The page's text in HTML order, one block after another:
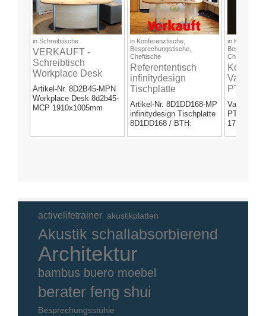
/a>
in Schreibtische
VERKAUFT -
Schreibtisch
Workplace Desk
8d2b45-MCP
1910x1005mm mit
Protektion/Sichtblende
Artikel-Nr. 8D2B45-MPN
Workplace Desk 8d2b45-
MCP 1910x1005mm
/a>
in Konferenztische,
Besprechungstische,
Cheftische
Referententisch
infinitydesign
Tischplatte
8D1DD168 mit
Säulenfüßen
motorisch verstellbar
Artikel-Nr. 8D1DD168-MP
infinitydesign Tischplatte
8D1DD168 / BTH:
/a>
in
Cheftische
Varitable
activelifetrainer akustikplatten
Akustik schallabsorbierend
Architektur
bambus buero moebel
berater feng shui
Besprechungsstühle